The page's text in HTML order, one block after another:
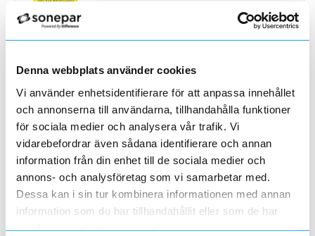
Denna webbplats använder cookies
Vi använder enhetsidentifierare för att anpassa innehållet
och annonserna till användarna, tillhandahålla funktioner
för sociala medier och analysera vår trafik. Vi
vidarebefordrar även sådana identifierare och annan
information från din enhet till de sociala medier och
annons- och analysföretag som vi samarbetar med.
Dessa kan i sin tur kombinera informationen med annan
information som du har tillhandahållit eller som de har
samlat in när du har använt deras tjänster.
Gul med svart text. 52x75mm, självhäftande
DEKAL A8 AC-BRYTARE SPÄNNING
ArtNr 0667699
Dekal A8, AC-brytare spänningssatt från två
håll. Gul med svart text. 52x75mm,
FP Lägg i kundvagn
DEKAL VARNING I ANLÄGGNINGEN
ArtNr
0668155
Varumärke
Dekal Varning i anläggningen förekommer
både röd och gul/grön skyddsledare. Gul med
svart text, självhäftande. Sätts upp vid
centraler där både röd och grön/gul
skyddsledare förekommer.
FP Lägg i kundvagn
DEKAL SKILJEPUNKT
ArtNr 0668205
Varumärke HAMMARPRODUKTER
Dekal Skiljepunkt Varning för bakspänning.